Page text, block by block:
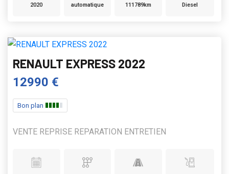
2020 automatique 111789km Diesel
RENAULT EXPRESS 2022
12990 €
Bon plan
VENTE REPRISE REPARATION ENTRETIEN